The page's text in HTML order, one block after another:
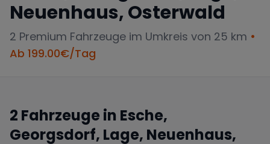
Marke
Neuenhaus, Osterwald
2 Premium Fahrzeuge im Umkreis von 25 km •
Ab 199.00€/Tag
2 Fahrzeuge in Esche,
Georgsdorf, Lage, Neuenhaus,